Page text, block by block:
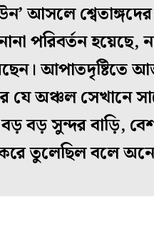
আসলে
পরিবর্তন হয়েছে,
আপাতদৃষ্টিতে
যে অঞ্চল সেখানে
বড় বড় সুন্দর বাড়ি,
তুলেছিল বলে